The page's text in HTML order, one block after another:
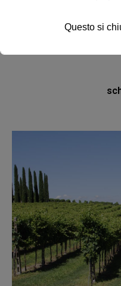
Questo si